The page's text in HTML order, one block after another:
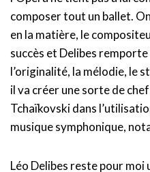
composer tout un ballet.
en la matière, le
succès et Delibes
l’originalité, la mélodie, le
il va créer une sorte de
Tchaïkovski dans
musique symphonique,
Léo Delibes reste pour